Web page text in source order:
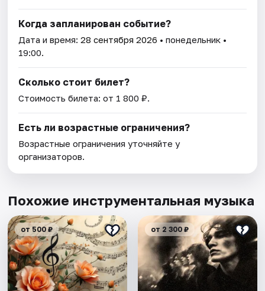
Когда запланирован событие?
Дата и время:28 сентября 2026 • понедельник •
19:00.
Сколько стоит билет?
Стоимость билета: от 1 800 ₽.
Есть ли возрастные ограничения?
Возрастные ограничения уточняйте у
организаторов.
Похожие инструментальная музыка
от 500 ₽ от 2 300 ₽